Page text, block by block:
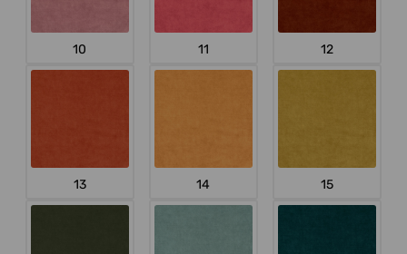
10 11 12
13 14 15